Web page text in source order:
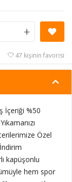
+
47 kişinin favorisi
İçeriği %50
Özel
kapüşonlu
hem spor